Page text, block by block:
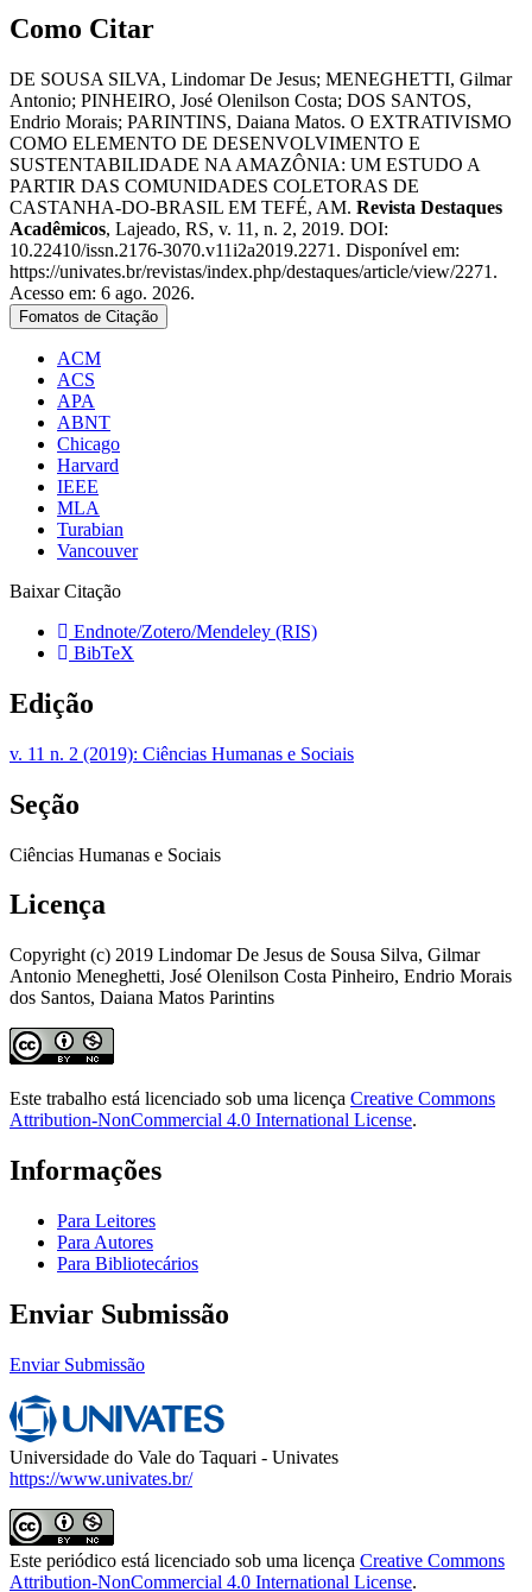
Como Citar
DE SOUSA SILVA, Lindomar De Jesus; MENEGHETTI, Gilmar
Antonio; PINHEIRO, José Olenilson Costa; DOS SANTOS,
Endrio Morais; PARINTINS, Daiana Matos. O EXTRATIVISMO
COMO ELEMENTO DE DESENVOLVIMENTO E
SUSTENTABILIDADE NA AMAZÔNIA: UM ESTUDO A
PARTIR DAS COMUNIDADES COLETORAS DE
CASTANHA-DO-BRASIL EM TEFÉ, AM. Revista Destaques
Acadêmicos, Lajeado, RS, v. 11, n. 2, 2019. DOI:
10.22410/issn.2176-3070.v11i2a2019.2271. Disponível em:
https://univates.br/revistas/index.php/destaques/article/view/2271.
Acesso em: 6 ago. 2026.
Fomatos de Citação
ACM
ACS
APA
ABNT
Chicago
Harvard
IEEE
MLA
Turabian
Vancouver
Baixar Citação
Endnote/Zotero/Mendeley (RIS)
BibTeX
Edição
v. 11 n. 2 (2019): Ciências Humanas e Sociais
Seção
Ciências Humanas e Sociais
Licença
Copyright (c) 2019 Lindomar De Jesus de Sousa Silva, Gilmar
Antonio Meneghetti, José Olenilson Costa Pinheiro, Endrio Morais
dos Santos, Daiana Matos Parintins
Este trabalho está licenciado sob uma licença Creative Commons
Attribution-NonCommercial 4.0 International License.
Informações
Para Leitores
Para Autores
Para Bibliotecários
Enviar Submissão
Enviar Submissão
Universidade do Vale do Taquari - Univates
https://www.univates.br/
Este periódico está licenciado sob uma licença Creative Commons
Attribution-NonCommercial 4.0 International License.